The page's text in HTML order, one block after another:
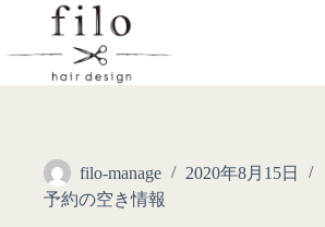
filo-manage
2020年8月15日
予約の空き情報